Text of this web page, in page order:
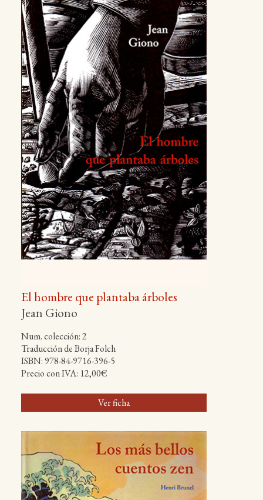
El hombre que plantaba árboles
Jean Giono
Num. colección: 2
Traducción de Borja Folch
ISBN: 978-84-9716-396-5
Precio con IVA: 12,00€
Ver ficha